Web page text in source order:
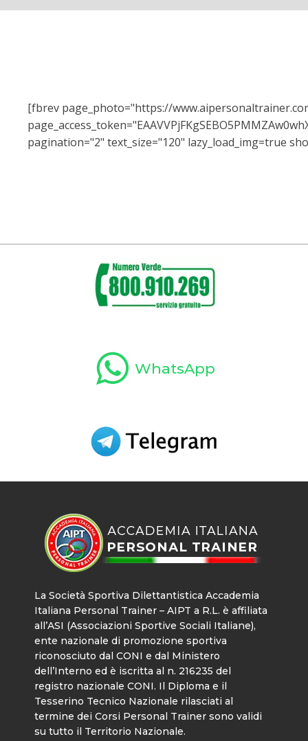
[fbrev page_photo="https://
pagination="2" text_size="120" lazy_load_img=true
WhatsApp
La Società Sportiva Dilettantistica Accademia
Italiana Personal Trainer – AIPT a R.L. è affiliata
all’ASI (Associazioni Sportive Sociali Italiane),
ente nazionale di promozione sportiva
riconosciuto dal CONI e dal Ministero
dell’Interno ed è iscritta al n. 216235 del
registro nazionale CONI. Il Diploma e il
Tesserino Tecnico Nazionale rilasciati al
termine dei Corsi Personal Trainer sono validi
su tutto il Territorio Nazionale.